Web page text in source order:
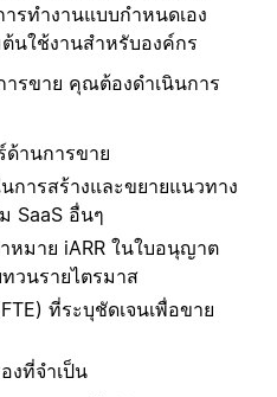
รทำงานแบบกำหนดเอง
นใช้งานสำหรับองค์กร
ารขาย คุณต้องดำเนินการ
ด้านการขาย
การสร้างและขยายแนวทาง
SaaS อื่นๆ
หมาย iARR ในใบอนุญาต
วนรายไตรมาส
ที่ระบุชัดเจนเพื่อขาย
งที่จำเป็น